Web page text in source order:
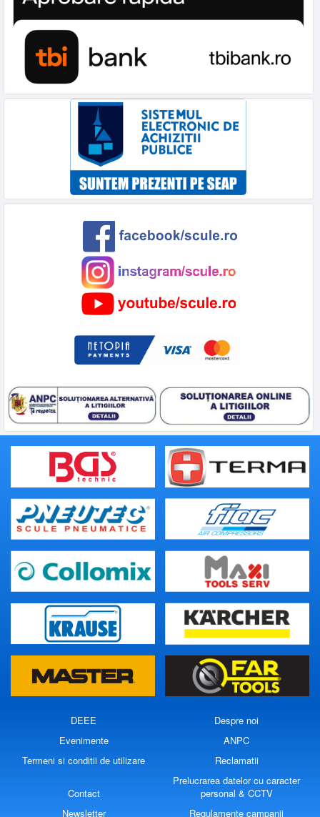
DEEE
Despre noi
Evenimente
ANPC
Termeni si conditii de utilizare
Reclamatii
Contact
Prelucrarea datelor cu caracter
personal & CCTV
Newsletter
Regulamente campanii